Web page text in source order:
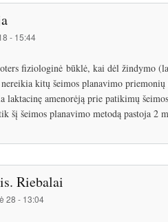
- 15:44
fiziologinė būklė, kai dėl žindymo
kitų šeimos planavimo
amenorėją prie patikimų
šį šeimos planavimo metodą pastoja 2
Riebalai
28 - 13:04